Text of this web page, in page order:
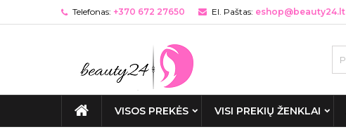
Telefonas: +370 672 27650 El. Paštas: eshop@beauty24.lt
VISOS PREKĖS VISI PREKIŲ ŽENKLAI